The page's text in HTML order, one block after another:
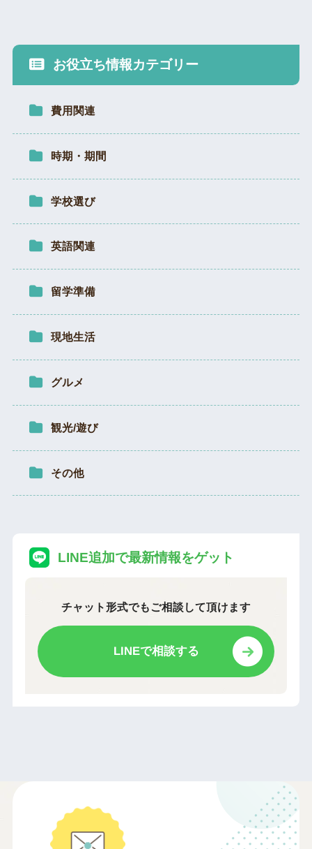
お役立ち情報カテゴリー
費用関連
時期・期間
学校選び
英語関連
留学準備
現地生活
グルメ
観光/遊び
その他
LINE追加で最新情報をゲット
チャット形式でもご相談して頂けます
LINEで相談する